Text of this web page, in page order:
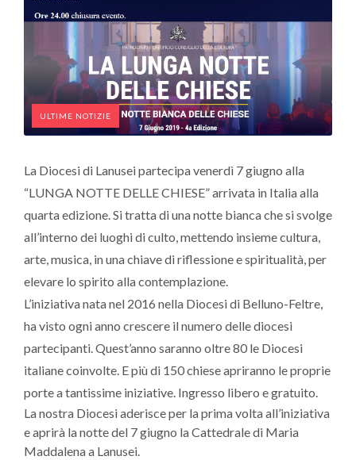
ULTIME NOTIZIE
La Diocesi di Lanusei partecipa venerdì 7 giugno alla
“LUNGA NOTTE DELLE CHIESE” arrivata in Italia alla
quarta edizione. Si tratta di una notte bianca che si svolge
all’interno dei luoghi di culto, mettendo insieme cultura,
arte, musica, in una chiave di riflessione e spiritualità, per
elevare lo spirito alla contemplazione.
L’iniziativa nata nel 2016 nella Diocesi di Belluno-Feltre,
ha visto ogni anno crescere il numero delle diocesi
partecipanti. Quest’anno saranno oltre 80 le Diocesi
italiane coinvolte. E più di 150 chiese apriranno le proprie
porte a tantissime iniziative. Ingresso libero e gratuito.
La nostra Diocesi aderisce per la prima volta all’iniziativa
e aprirà la notte del 7 giugno la Cattedrale di Maria
Maddalena a Lanusei.